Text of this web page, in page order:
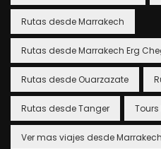
Rutas desde Marrakech
Rutas desde Marrakech Erg
Rutas desde Ouarzazate
Rutas desde Tanger
Ver mas viajes desde Marrakech